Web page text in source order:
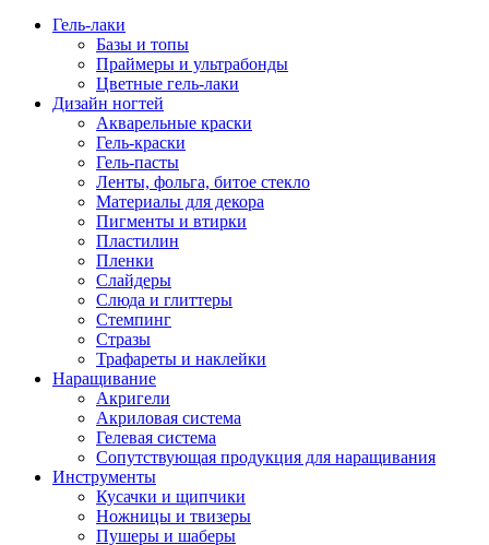
Гель-лаки
Базы и топы
Праймеры и ультрабонды
Цветные гель-лаки
Дизайн ногтей
Акварельные краски
Гель-краски
Гель-пасты
Ленты, фольга, битое стекло
Материалы для декора
Пигменты и втирки
Пластилин
Пленки
Слайдеры
Слюда и глиттеры
Стемпинг
Стразы
Трафареты и наклейки
Наращивание
Акригели
Акриловая система
Гелевая система
Сопутствующая продукция для наращивания
Инструменты
Кусачки и щипчики
Ножницы и твизеры
Пушеры и шаберы